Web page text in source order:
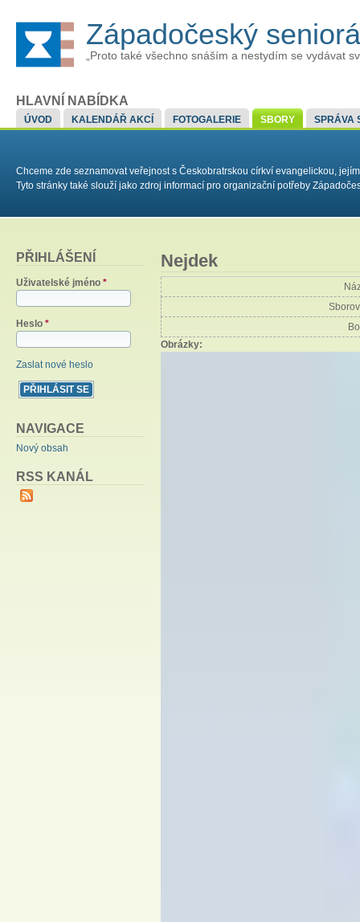
Západočeský
„Proto také všechno snáším a nestydím se vydávat
HLAVNÍ NABÍDKA
ÚVOD KALENDÁŘ AKCÍ FOTOGALERIE SBORY SPRÁVA
Chceme zde seznamovat veřejnost s Českobratrskou církví evangelickou,
Tyto stránky také slouží jako zdroj informací pro organizační potřeby
PŘIHLÁŠENÍ
Uživatelské jméno *
Heslo *
Zaslat nové heslo
NAVIGACE
Nový obsah
RSS KANÁL
Nejdek
Obrázky: